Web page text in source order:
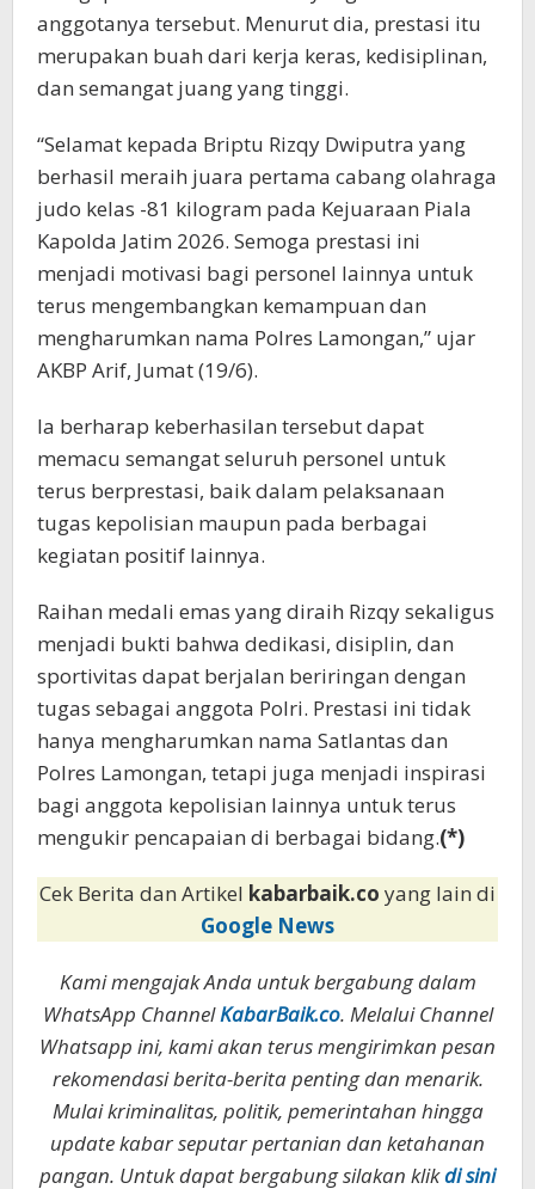
anggotanya tersebut. Menurut dia, prestasi itu
merupakan buah dari kerja keras, kedisiplinan,
dan semangat juang yang tinggi.
“Selamat kepada Briptu Rizqy Dwiputra yang
berhasil meraih juara pertama cabang olahraga
judo kelas -81 kilogram pada Kejuaraan Piala
Kapolda Jatim 2026. Semoga prestasi ini
menjadi motivasi bagi personel lainnya untuk
terus mengembangkan kemampuan dan
mengharumkan nama Polres Lamongan,” ujar
AKBP Arif, Jumat (19/6).
Ia berharap keberhasilan tersebut dapat
memacu semangat seluruh personel untuk
terus berprestasi, baik dalam pelaksanaan
tugas kepolisian maupun pada berbagai
kegiatan positif lainnya.
Raihan medali emas yang diraih Rizqy sekaligus
menjadi bukti bahwa dedikasi, disiplin, dan
sportivitas dapat berjalan beriringan dengan
tugas sebagai anggota Polri. Prestasi ini tidak
hanya mengharumkan nama Satlantas dan
Polres Lamongan, tetapi juga menjadi inspirasi
bagi anggota kepolisian lainnya untuk terus
mengukir pencapaian di berbagai bidang.(*)
Cek Berita dan Artikel kabarbaik.co yang lain di
Google News
Kami mengajak Anda untuk bergabung dalam
WhatsApp ChannelKabarBaik.co. Melalui Channel
Whatsapp ini, kami akan terus mengirimkan pesan
rekomendasi berita-berita penting dan menarik.
Mulai kriminalitas, politik, pemerintahan hingga
update kabar seputar pertanian dan ketahanan
pangan. Untuk dapat bergabung silakan klikdi sini